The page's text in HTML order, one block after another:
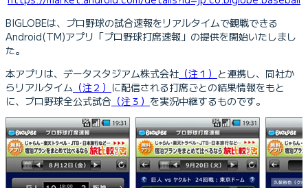
BIGLOBEは、プロ野球の試合速報をリアルタイムで観戦できる
Android(TM)アプリ「プロ野球打席速報」の提供を開始いたしまし
た。
本アプリは、データスタジアム株式会社 （注１） と連携し、同社か
らリアルタイム （注２） に配信される打席ごとの結果情報をもと
に、プロ野球全公式試合 （注３） を実況中継するものです。